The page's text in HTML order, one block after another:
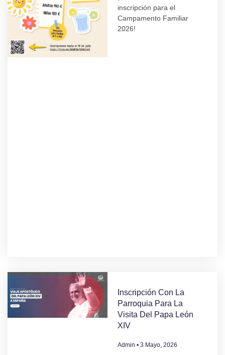
inscripción para el
Campamento Familiar
2026!
Inscripción Con La
Parroquia Para La
Visita Del Papa León
XIV
Admin 3 Mayo, 2026